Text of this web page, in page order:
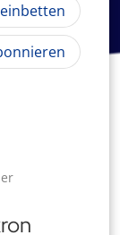
einbetten